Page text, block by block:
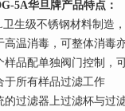
5A华旦牌产品特点：
卫生级不锈钢材料制造
高温消毒，可整体消毒
样品配单独阀门控制，
于所有样品过滤工作
的过滤器上过滤杯与过